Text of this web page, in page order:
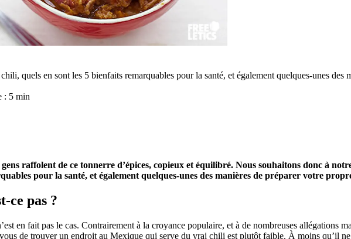
quels en sont les 5 bienfaits remarquables pour la santé, et également quelques-unes
: 5 min
gens raffolent de ce tonnerre d’épices, copieux et équilibré. Nous souhaitons donc à
pour la santé, et également quelques-unes des manières de préparer votre
ce pas ?
en fait pas le cas. Contrairement à la croyance populaire, et à de nombreuses
de trouver un endroit au Mexique qui serve du vrai chili est plutôt faible. À moins qu’il ne